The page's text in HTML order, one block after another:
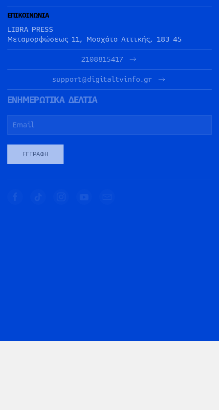
ΕΠΙΚΟΙΝΩΝΙΑ
LIBRA PRESS
Μεταμορφώσεως 11, Μοσχάτο Αττικής, 183 45
2108815417
support@digitaltvinfo.gr
ΕΝΗΜΕΡΩΤΙΚΑ ΔΕΛΤΙΑ
ΕΓΓΡΑΦΉ